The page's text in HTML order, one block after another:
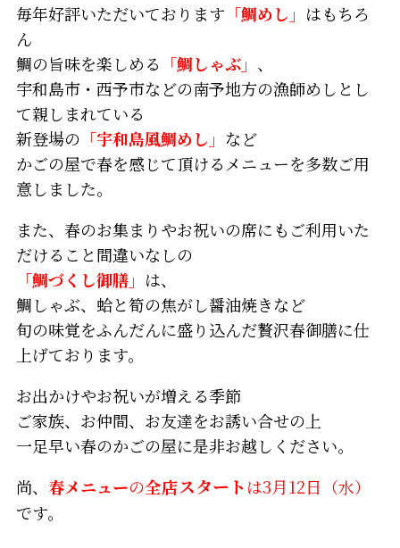
毎年好評いただいております 「鯛めし」 はもちろ
ん
鯛の旨味を楽しめる 「鯛しゃぶ」 、
宇和島市・西予市などの南予地方の漁師めしとし
て親しまれている
新登場の 「宇和島風鯛めし」 など
かごの屋で春を感じて頂けるメニューを多数ご用
意しました。
また、春のお集まりやお祝いの席にもご利用いた
だけること間違いなしの
「鯛づくし御膳」 は、
鯛しゃぶ、蛤と筍の焦がし醤油焼きなど
旬の味覚をふんだんに盛り込んだ贅沢春御膳に仕
上げております。
お出かけやお祝いが増える季節
ご家族、お仲間、お友達をお誘い合せの上
一足早い春のかごの屋に是非お越しください。
尚、 春メニューの全店スタート は3月12日 （水）
です。